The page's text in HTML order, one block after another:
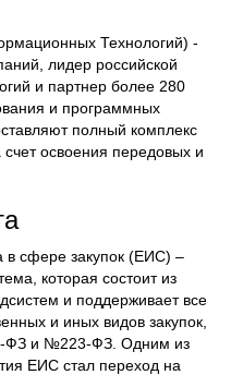
Технологий) -
лидер российской
и партнер более 280
и программных
полный комплекс
освоения передовых и
сфере закупок (ЕИС) –
которая состоит из
и поддерживает все
и иных видов закупок,
ФЗ и №223-ФЗ. Одним из
ЕИС стал переход на